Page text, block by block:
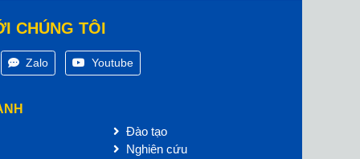
CHÚNG TÔI
Zalo Youtube
Đào tạo
Nghiên cứu